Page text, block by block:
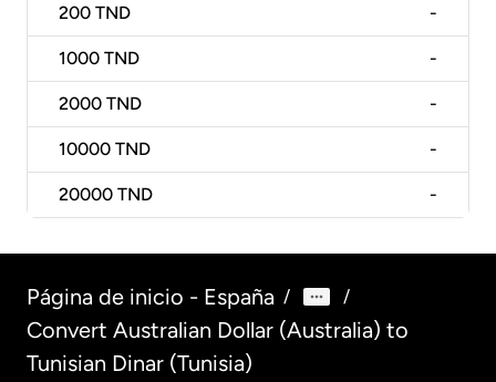
200 TND -
1000 TND -
2000 TND -
10000 TND -
20000 TND -
Página de inicio - España / /
Convert Australian Dollar (Australia) to
Tunisian Dinar (Tunisia)